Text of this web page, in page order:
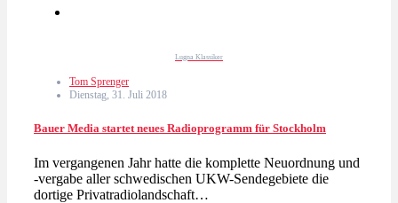
Lugna Klassiker
Tom Sprenger
Dienstag, 31. Juli 2018
Bauer Media startet neues Radioprogramm für Stockholm
Im vergangenen Jahr hatte die komplette Neuordnung und
-vergabe aller schwedischen UKW-Sendegebiete die
dortige Privatradiolandschaft…